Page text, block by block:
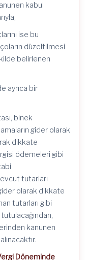
kabul
ise bu
düzeltilmesi
belirlenen
ayrıca bir
binek
gider olarak
dikkate
ödemeleri gibi
tutarları
olarak dikkate
tutarları gibi
kanunen
Döneminde